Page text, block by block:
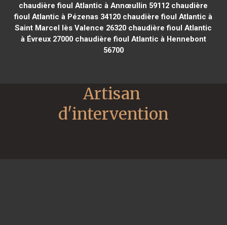
chaudière fioul Atlantic à Annœullin 59112 chaudière
fioul Atlantic à Pézenas 34120 chaudière fioul Atlantic à
Saint Marcel lès Valence 26320 chaudière fioul Atlantic
à Évreux 27000chaudière fioul Atlantic à Hennebont
56700
Artisan
d'intervention